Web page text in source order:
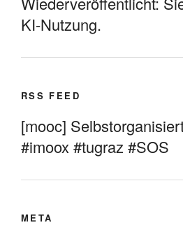
KI-Nutzung.
RSS FEED
[mooc]
#imoox #tugraz #SOS
META